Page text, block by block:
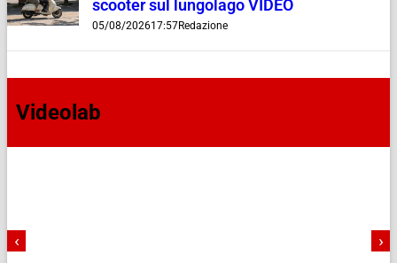
scooter sul lungolago VIDEO
05/08/202617:57Redazione
Videolab
‹ ›